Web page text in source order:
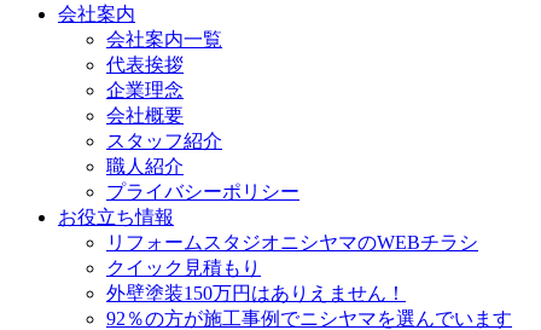
会社案内
会社案内一覧
代表挨拶
企業理念
会社概要
スタッフ紹介
職人紹介
プライバシーポリシー
お役立ち情報
リフォームスタジオニシヤマのWEBチラシ
クイック見積もり
外壁塗装150万円はありえません！
92％の方が施工事例でニシヤマを選んでいます